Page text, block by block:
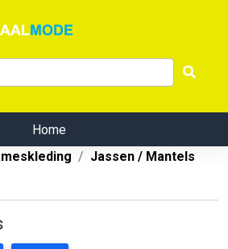
Home
Jassen / Mantels